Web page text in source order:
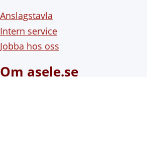
Anslagstavla
Intern service
Jobba hos oss
Om asele.se